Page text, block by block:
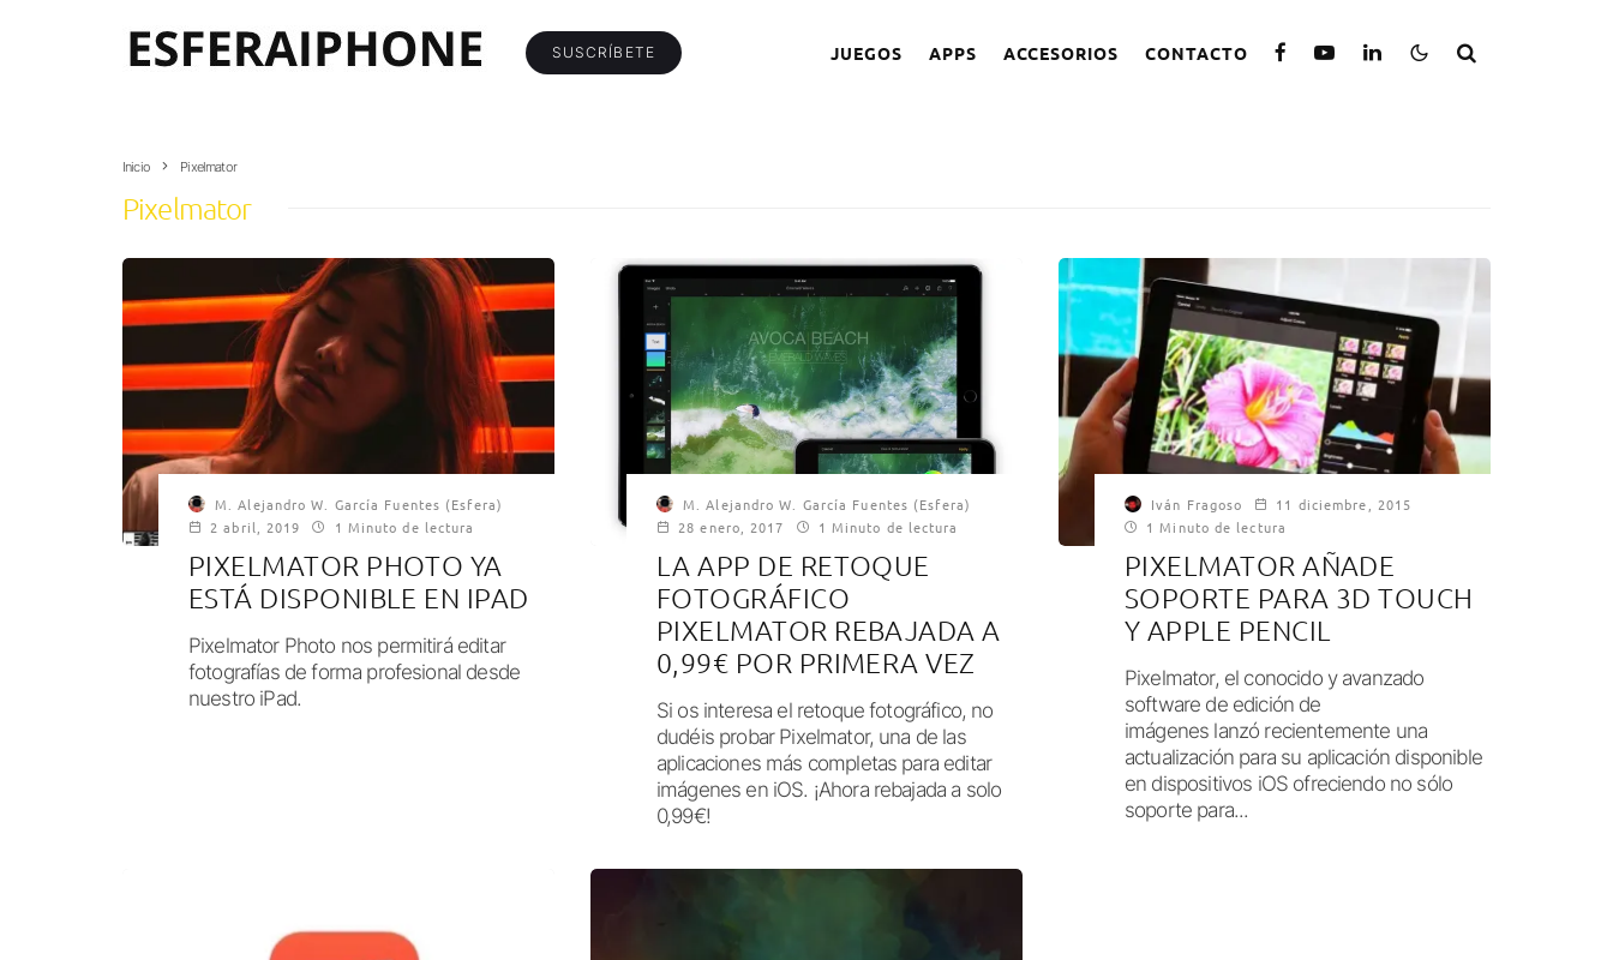
SUSCRÍBETE JUEGOS APPS ACCESORIOS CONTACTO
Inicio Pixelmator
Pixelmator
M. Alejandro W. García Fuentes (Esfera)
2 abril, 2019
1 Minuto de lectura
PIXELMATOR PHOTO YA
ESTÁ DISPONIBLE EN IPAD
Pixelmator Photo nos permitirá editar
fotografías de forma profesional desde
nuestro iPad.
M. Alejandro W. García Fuentes (Esfera)
28 enero, 2017
1 Minuto de lectura
LA APP DE RETOQUE
FOTOGRÁFICO
PIXELMATOR REBAJADA A
0,99€ POR PRIMERA VEZ
Si os interesa el retoque fotográfico, no
dudéis probar Pixelmator, una de las
aplicaciones más completas para editar
imágenes en iOS. ¡Ahora rebajada a solo
0,99€!
Iván Fragoso
11 diciembre, 2015
1 Minuto de lectura
PIXELMATOR AÑADE
SOPORTE PARA 3D TOUCH
Y APPLE PENCIL
Pixelmator, el conocido y avanzado
software de edición de
imágenes lanzó recientemente una
actualización para su aplicación disponible
en dispositivos iOS ofreciendo no sólo
soporte para...